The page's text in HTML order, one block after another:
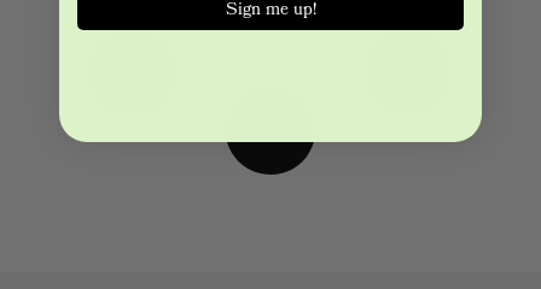
Sign me up!